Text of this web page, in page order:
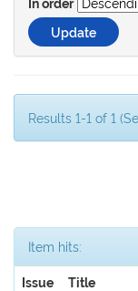
In order
Results 1-1 of 1
Item hits:
Issue
Title